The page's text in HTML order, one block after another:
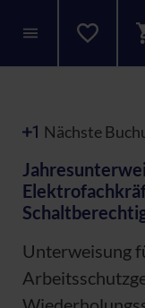
Nächste
Unterweisung